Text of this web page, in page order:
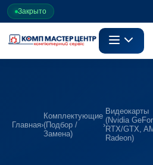
Закрыто
Главная›
Комплектующие
(Подбор /
Замена)
›
Видеокарты
(Nvidia
RTX/GTX,
Radeon)